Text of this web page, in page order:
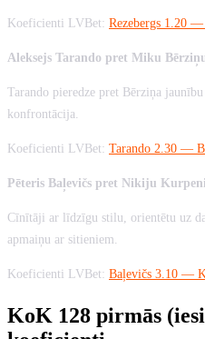
Koeficienti LVBet: Rezebergs 1.20
Aleksejs Tarando pret Miku
Tarando pieredze pret Bērziņa
konfrontācija.
Koeficienti LVBet: Tarando 2.30 —
Pēteris Baļevičs pret Nikiju
Cīnītāji ar līdzīgu stilu, orientētu uz
apmaiņu ar sitieniem.
Koeficienti LVBet: Baļevičs 3.10 —
KoK 128 pirmās